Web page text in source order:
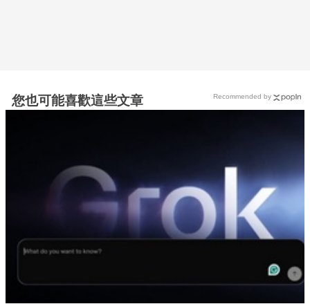
您也可能喜歡這些文章 Recommended by